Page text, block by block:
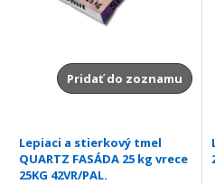
Pridať do zoznamu
Lepiaci a stierkový tmel
QUARTZ FASÁDA 25 kg vrece
25KG 42VR/PAL.